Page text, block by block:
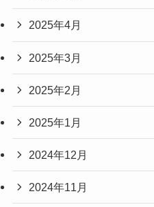
2025年4月
2025年3月
2025年2月
2025年1月
2024年12月
2024年11月